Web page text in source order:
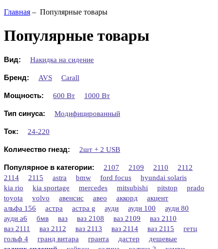
Главная – Популярные товары
Популярные товары
Вид: Накидка на сидение
Бренд: AVS Carall
Мощность: 600 Вт 1000 Вт
Тип синуса: Модифицированный
Ток: 24-220
Количество гнезд: 2шт + 2 USB
Популярное в категории: 2107 2109 2110
2112
2114
2115 astra bmw ford focus
hyundai solaris
kia rio
kia sportage mercedes mitsubishi pitstop
prado
toyota
volvo авенсис авео аккорд
акцент
альфа 156
астра астра g ауди ауди 100
ауди 80
ауди а6
бмв ваз ваз 2108 ваз 2109
ваз 2110
ваз 2111
ваз 2112 ваз 2113 ваз 2114 ваз 2115
гетц
гольф 4
гранд витара гранта дастер
дешевые